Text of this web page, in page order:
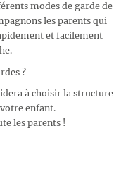
modes de garde de
les parents qui
et facilement
?
à choisir la structure
enfant.
les parents !